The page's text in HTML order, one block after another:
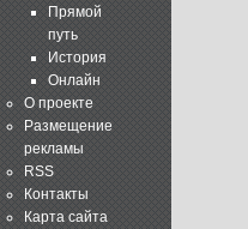
Прямой
путь
История
Онлайн
О проекте
Размещение
рекламы
RSS
Контакты
Карта сайта